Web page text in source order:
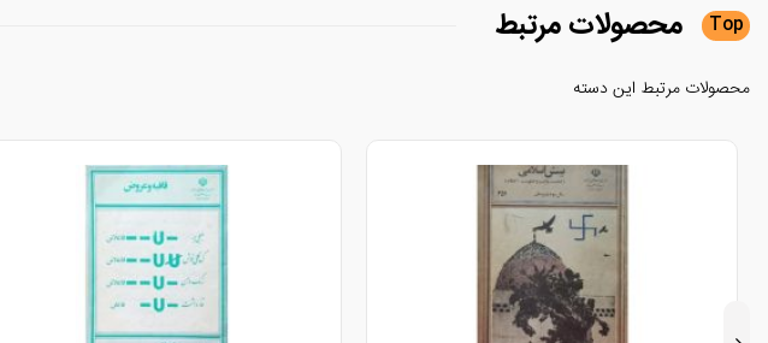
Top محصولاتمرتبط
محصولات مرتبط این دسته